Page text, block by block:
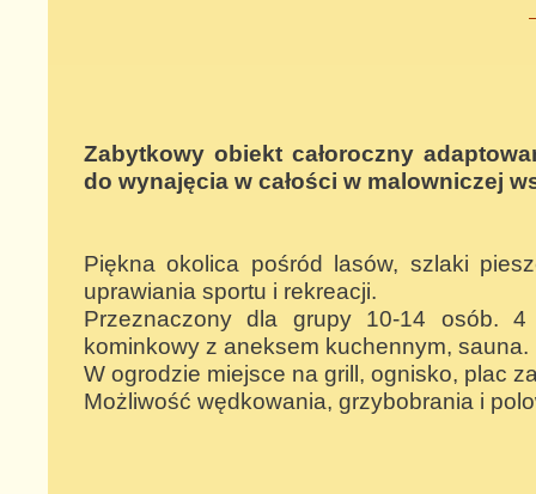
Zabytkowy obiekt całoroczny
do wynajęcia w całości w malowniczej
Piękna okolica pośród lasów, szlaki
uprawiania sportu i rekreacji.
Przeznaczony dla grupy 10-14 osób. 4
kominkowy z aneksem kuchennym, sauna.
W ogrodzie miejsce na grill, ognisko, plac
Możliwość wędkowania, grzybobrania i